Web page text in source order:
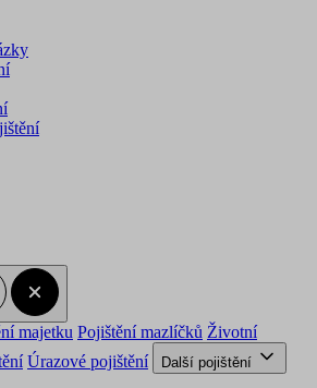
majetku Pojištění mazlíčků Životní
Úrazové pojištění
Další pojištění